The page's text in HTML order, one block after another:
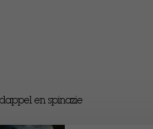
en spinazie